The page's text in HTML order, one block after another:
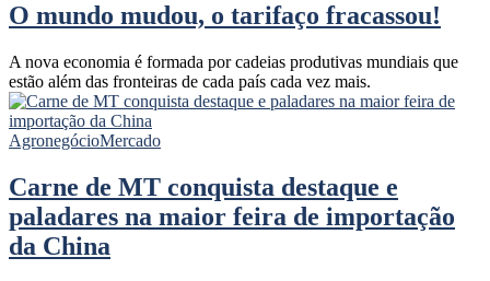
O mundo mudou, o tarifaço fracassou!
A nova economia é formada por cadeias produtivas mundiais que
estão além das fronteiras de cada país cada vez mais.
AgronegócioMercado
Carne de MT conquista destaque e
paladares na maior feira de importação
da China